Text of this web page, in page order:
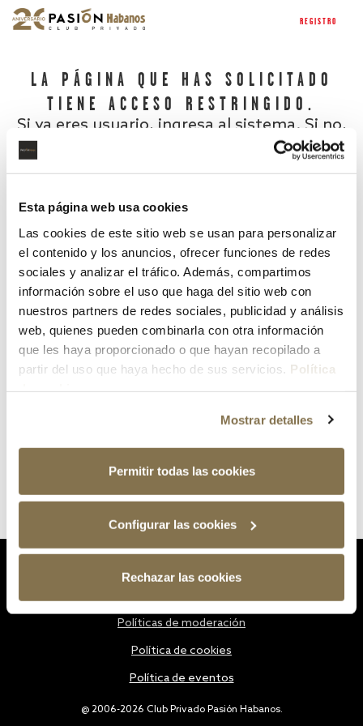
Esta página web usa cookies
Las cookies de este sitio web se usan para personalizar
el contenido y los anuncios, ofrecer funciones de redes
sociales y analizar el tráfico. Además, compartimos
información sobre el uso que haga del sitio web con
nuestros partners de redes sociales, publicidad y análisis
web, quienes pueden combinarla con otra información
que les haya proporcionado o que hayan recopilado a
partir del uso que haya hecho de sus servicios. Política
Mostrar detalles
Permitir todas las cookies
Configurar las cookies
Rechazar las cookies
REGISTRO
LA PÁGINA QUE HAS SOLICITADO
TIENE ACCESO RESTRINGIDO.
Si ya eres usuario, ingresa al sistema. Si no,
¿Has olvidado tu contraseña?
@ 2006-2026 Club Privado Pasión Habanos.
Políticas de moderación
Política de cookies
Política de eventos